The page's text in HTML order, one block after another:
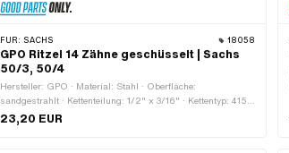
FÜR: SACHS 18058
GPO Ritzel 14 Zähne geschüsselt | Sachs
50/3, 50/4
Hersteller: GPO · Material: Stahl · Oberfläche:
sandgestrahlt · Kettenteilung: 1/2" x 3/16" · Kettentyp: 415H
· Anzahl Zähne: 14 Stk. · Dicke: 4.4 mm · Aufnahmeart:
Ø15 x SW12 · Kröpfung (Versatz): 14.5 mm
23,20 EUR